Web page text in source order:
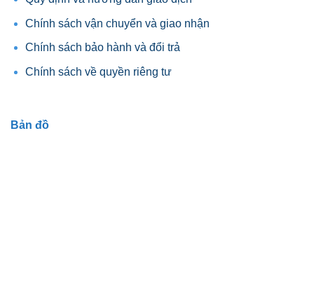
Chính sách vận chuyển và giao nhận
Chính sách bảo hành và đổi trả
Chính sách về quyền riêng tư
Bản đồ